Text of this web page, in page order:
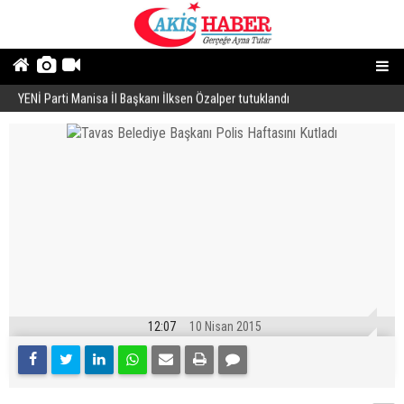
YENİ Parti Manisa İl Başkanı İlksen Özalper tutuklandı
12:07 10 Nisan 2015